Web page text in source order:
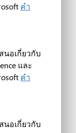
คำ
นอเกี่ยวกับ
และ
คำ
นอเกี่ยวกับ